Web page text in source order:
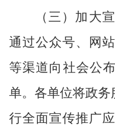
（三）加大
通过公众号、网
等渠道向社会公
单。各单位将政务
行全面宣传推广